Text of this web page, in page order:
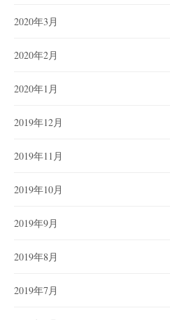
2020年3月
2020年2月
2020年1月
2019年12月
2019年11月
2019年10月
2019年9月
2019年8月
2019年7月